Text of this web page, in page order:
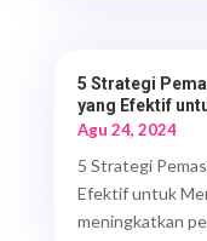
5 Strategi
yang Efektif
Agu 24, 2024
5 Strategi
Efektif untuk
meningkatkan